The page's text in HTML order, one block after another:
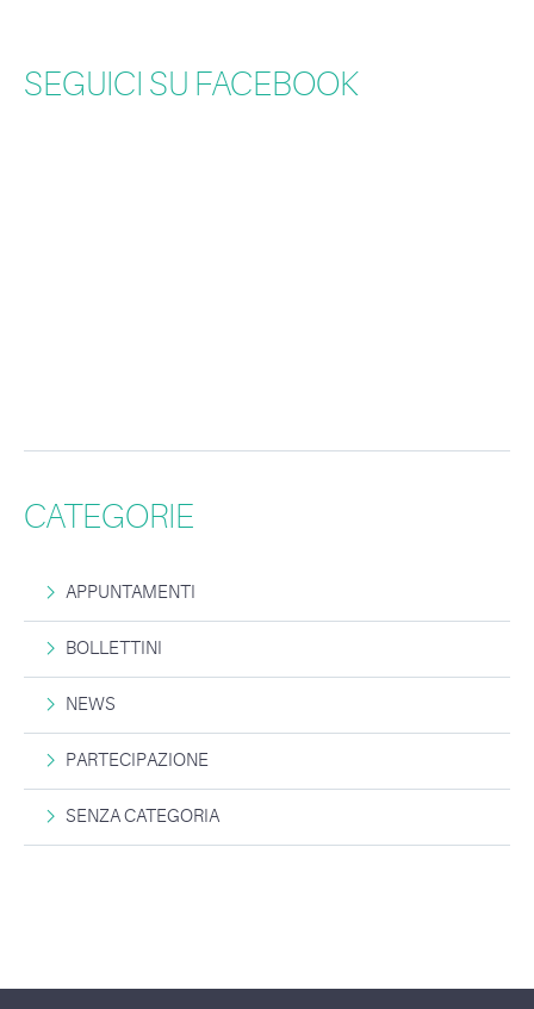
SEGUICI SU FACEBOOK
CATEGORIE
APPUNTAMENTI
BOLLETTINI
NEWS
PARTECIPAZIONE
SENZA CATEGORIA